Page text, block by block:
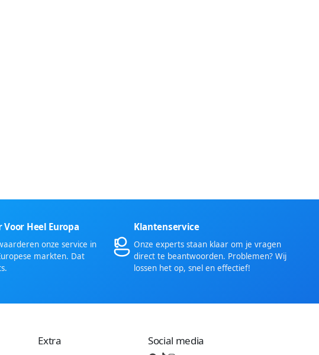
Heel Europa
onze service in
markten. Dat
Klantenservice
Onze experts staan klaar om je vragen
direct te beantwoorden. Problemen? Wij
lossen het op, snel en effectief!
Extra Social media